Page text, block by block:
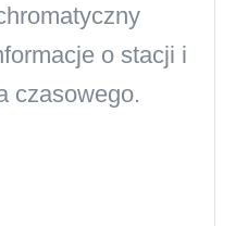
o stacji i
czasowego.